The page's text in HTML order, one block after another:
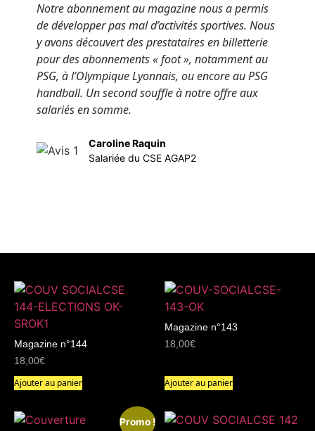
Notre abonnement au magazine nous a permis
de développer pas mal d’activités sportives. Nous
y avons découvert des prestataires en billetterie
pour des abonnements « foot », notamment au
PSG, à l’Olympique Lyonnais, ou encore au PSG
handball. Un second souffle à notre offre aux
salariés en somme.
Caroline Raquin
Salariée du CSE AGAP2
Magazine n°144
18,00€
Ajouter au panier
Magazine n°143
18,00€
Ajouter au panier
Promo !